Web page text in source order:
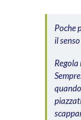
Poche
il